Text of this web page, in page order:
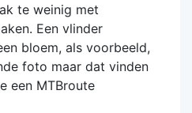
te weinig met
Een vlinder
bloem, als voorbeeld,
foto maar dat vinden
een MTBroute